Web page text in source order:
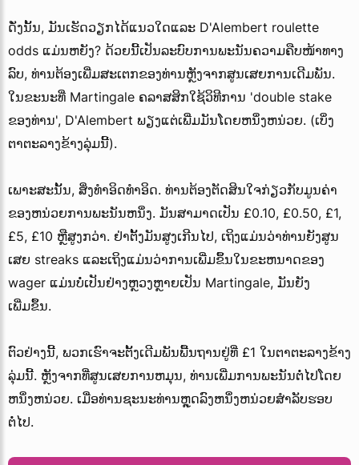
ດັ່ງນັ້ນ, ມັນເຮັດວຽກໄດ້ແນວໃດແລະ D'Alembert roulette
odds ແມ່ນຫຍັງ? ດ້ວຍນີ້ເປັນລະບົບການພະນັນຄວາມຄືບໜ້າທາງ
ລົບ, ທ່ານຕ້ອງເພີ່ມສະເຕກຂອງທ່ານຫຼັງຈາກສູນເສຍການເດີມພັນ.
ໃນຂະນະທີ່ Martingale ຄລາສສິກໃຊ້ວິທີການ 'double stake
ຂອງທ່ານ', D'Alembert ພຽງແຕ່ເພີ່ມມັນໂດຍຫນຶ່ງຫນ່ວຍ. (ເບິ່ງ
ຕາຕະລາງຂ້າງລຸ່ມນີ້).
ເພາະສະນັ້ນ, ສິ່ງທໍາອິດທໍາອິດ. ທ່ານຕ້ອງຕັດສິນໃຈກ່ຽວກັບມູນຄ່າ
ຂອງຫນ່ວຍການພະນັນຫນຶ່ງ. ມັນສາມາດເປັນ £0.10, £0.50, £1,
£5, £10 ຫຼືສູງກວ່າ. ຢ່າຕັ້ງມັນສູງເກີນໄປ, ເຖິງແມ່ນວ່າທ່ານຍັງສູນ
ເສຍ streaks ແລະເຖິງແມ່ນວ່າການເພີ່ມຂຶ້ນໃນຂະຫນາດຂອງ
wager ແມ່ນບໍ່ເປັນຢ່າງຫຼວງຫຼາຍເປັນ Martingale, ມັນຍັງ
ເພີ່ມຂຶ້ນ.
ຕົວຢ່າງນີ້, ພວກເຮົາຈະຕັ້ງເດີມພັນພື້ນຖານຢູ່ທີ່ £1 ໃນຕາຕະລາງຂ້າງ
ລຸ່ມນີ້. ຫຼັງຈາກທີ່ສູນເສຍການຫມຸນ, ທ່ານເພີ່ມການພະນັນຕໍ່ໄປໂດຍ
ຫນຶ່ງຫນ່ວຍ. ເມື່ອທ່ານຊະນະທ່ານຫຼຸດລົງຫນຶ່ງຫນ່ວຍສໍາລັບຮອບ
ຕໍ່ໄປ.